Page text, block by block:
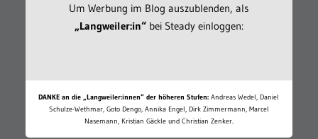
Um Werbung im Blog auszublenden, als
„Langweiler:in“bei Steady einloggen:
DANKE an die „Langweiler:innen“ der höheren Stufen: Andreas Wedel, Daniel
Schulze-Wethmar, Goto Dengo, Annika Engel, Dirk Zimmermann, Marcel
Nasemann, Kristian Gäckle und Christian Zenker.